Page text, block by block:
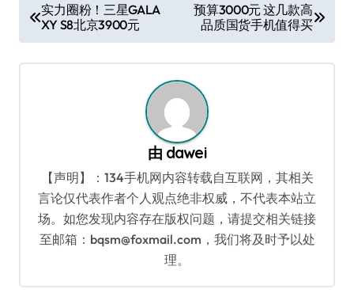
章
导
实力圈粉！三星GALA
XY S8北京3900元
预算3000元 这几款高
品质国货手机值得买
由 dawei
【声明】：134手机网内容转载自互联网，其相关
言论仅代表作者个人观点绝非权威，不代表本站立
场。如您发现内容存在版权问题，请提交相关链接
至邮箱：bqsm@foxmail.com，我们将及时予以处
理。